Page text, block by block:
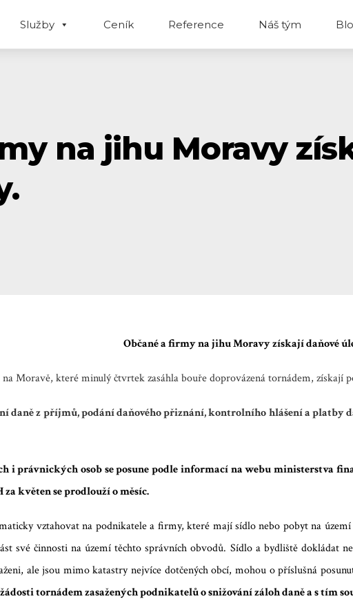
Služby Ceník Reference Náš tým
na jihu Moravy
Občané a firmy na jihu Moravy získají daňové
na Moravě, které minulý čtvrtek zasáhla bouře doprovázená tornádem,
daně z příjmů, podání daňového přiznání, kontrolního hlášení a platby
i právnických osob se posune podle informací na webu ministerstva
květen se prodlouží o měsíc.
vztahovat na podnikatele a firmy, které mají sídlo nebo pobyt na
své činnosti na území těchto správních obvodů. Sídlo a bydliště dokládat
ale jsou mimo katastry nejvíce dotčených obcí, mohou o příslušná
tornádem zasažených podnikatelů o snižování záloh daně a s tím